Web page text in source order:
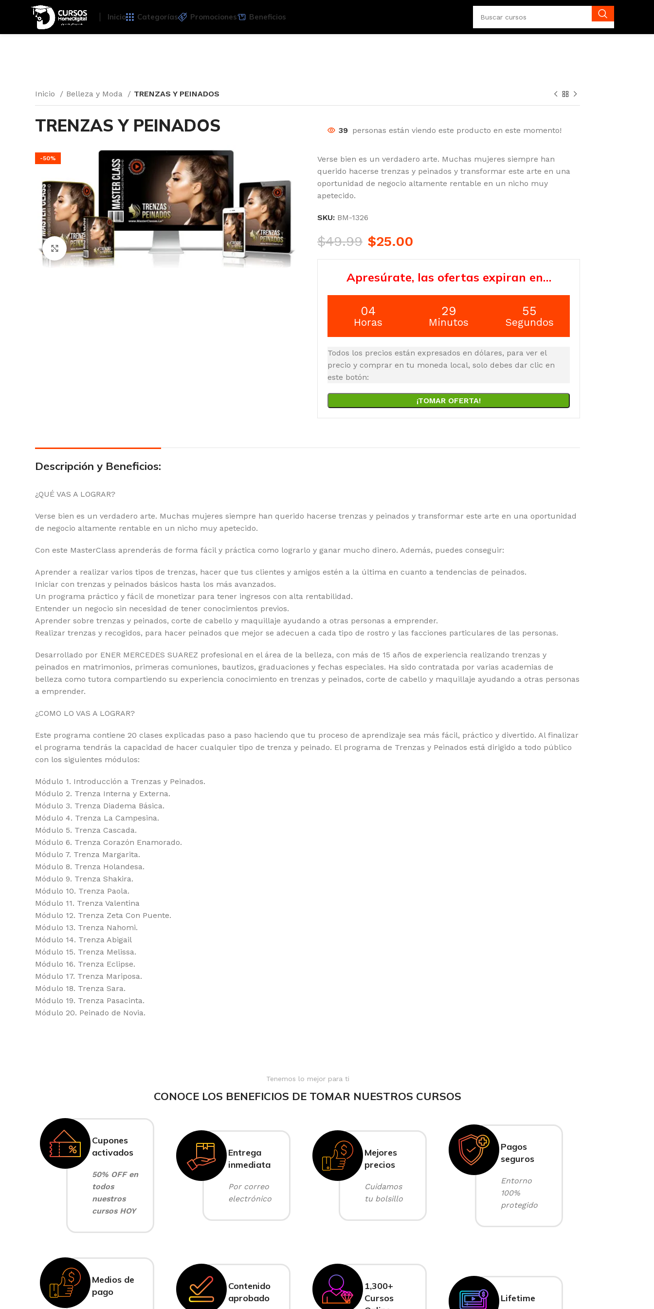
Inicio Categorías Promociones Beneficios
Inicio Belleza y Moda TRENZAS Y PEINADOS
TRENZAS Y PEINADOS
-50%
Click para agrandar
39 personas están viendo este producto en este momento!
Verse bien es un verdadero arte. Muchas mujeres siempre han
querido hacerse trenzas y peinados y transformar este arte en una
oportunidad de negocio altamente rentable en un nicho muy
apetecido.
SKU: BM-1326
$49.99 $25.00
Apresúrate, las ofertas expiran en…
04
Horas
29
Minutos
55
Segundos
Todos los precios están expresados en dólares, para ver el
precio y comprar en tu moneda local, solo debes dar clic en
este botón:
¡TOMAR OFERTA!
Descripción y Beneficios:
¿QUÉ VAS A LOGRAR?
Verse bien es un verdadero arte. Muchas mujeres siempre han querido hacerse trenzas y peinados y transformar este arte en una oportunidad
de negocio altamente rentable en un nicho muy apetecido.
Con este MasterClass aprenderás de forma fácil y práctica como lograrlo y ganar mucho dinero. Además, puedes conseguir:
Aprender a realizar varios tipos de trenzas, hacer que tus clientes y amigos estén a la última en cuanto a tendencias de peinados.
Iniciar con trenzas y peinados básicos hasta los más avanzados.
Un programa práctico y fácil de monetizar para tener ingresos con alta rentabilidad.
Entender un negocio sin necesidad de tener conocimientos previos.
Aprender sobre trenzas y peinados, corte de cabello y maquillaje ayudando a otras personas a emprender.
Realizar trenzas y recogidos, para hacer peinados que mejor se adecuen a cada tipo de rostro y las facciones particulares de las personas.
Desarrollado por ENER MERCEDES SUAREZ profesional en el área de la belleza, con más de 15 años de experiencia realizando trenzas y
peinados en matrimonios, primeras comuniones, bautizos, graduaciones y fechas especiales. Ha sido contratada por varias academias de
belleza como tutora compartiendo su experiencia conocimiento en trenzas y peinados, corte de cabello y maquillaje ayudando a otras personas
a emprender.
¿COMO LO VAS A LOGRAR?
Este programa contiene 20 clases explicadas paso a paso haciendo que tu proceso de aprendizaje sea más fácil, práctico y divertido. Al finalizar
el programa tendrás la capacidad de hacer cualquier tipo de trenza y peinado. El programa de Trenzas y Peinados está dirigido a todo público
con los siguientes módulos:
Módulo 1. Introducción a Trenzas y Peinados.
Módulo 2. Trenza Interna y Externa.
Módulo 3. Trenza Diadema Básica.
Módulo 4. Trenza La Campesina.
Módulo 5. Trenza Cascada.
Módulo 6. Trenza Corazón Enamorado.
Módulo 7. Trenza Margarita.
Módulo 8. Trenza Holandesa.
Módulo 9. Trenza Shakira.
Módulo 10. Trenza Paola.
Módulo 11. Trenza Valentina
Módulo 12. Trenza Zeta Con Puente.
Módulo 13. Trenza Nahomi.
Módulo 14. Trenza Abigail
Módulo 15. Trenza Melissa.
Módulo 16. Trenza Eclipse.
Módulo 17. Trenza Mariposa.
Módulo 18. Trenza Sara.
Módulo 19. Trenza Pasacinta.
Módulo 20. Peinado de Novia.
Tenemos lo mejor para ti
CONOCE LOS BENEFICIOS DE TOMAR NUESTROS CURSOS
Cupones
activados
50% OFF en
todos
nuestros
cursos HOY
Entrega
inmediata
Por correo
electrónico
Mejores
precios
Cuidamos
tu bolsillo
Pagos
seguros
Entorno
100%
protegido
Medios de
pago
Contenido
aprobado
1,300+
Cursos
Lifetime